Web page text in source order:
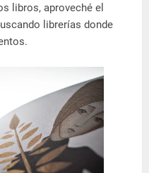
libros, aproveché el
librerías donde